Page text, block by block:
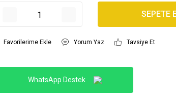
SEPETE
Yorum Yaz Tavsiye Et
WhatsApp Destek